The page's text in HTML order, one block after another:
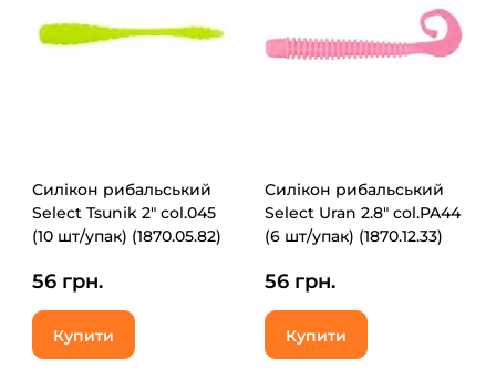
Силікон рибальський
Select Tsunik 2" col.045
(10 шт/упак) (1870.05.82)
56 грн.
Купити
Силікон рибальський
Select Uran 2.8" col.PA44
(6 шт/упак) (1870.12.33)
56 грн.
Купити